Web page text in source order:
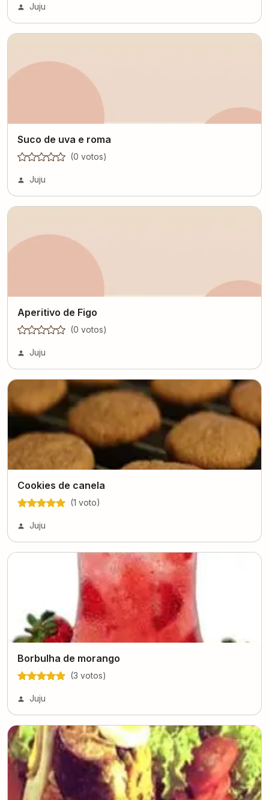
Juju
Suco de uva e roma
(0 votos)
Juju
Aperitivo de Figo
(0 votos)
Juju
Cookies de canela
(1 voto)
Juju
Borbulha de morango
(3 votos)
Juju